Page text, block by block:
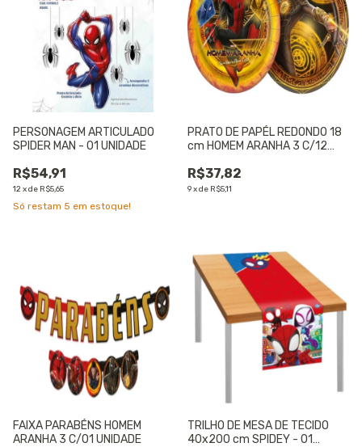
PERSONAGEM ARTICULADO
SPIDER MAN - 01 UNIDADE
R$54,91
12xde R$5,65
Só restam 5 em estoque!
PRATO DE PAPÉL REDONDO 18
cm HOMEM ARANHA 3 C/12
R$37,82
9xde R$5,11
FAIXA PARABÉNS HOMEM
ARANHA 3 C/01 UNIDADE
TRILHO DE MESA DE TECIDO
40x200 cm SPIDEY - 01